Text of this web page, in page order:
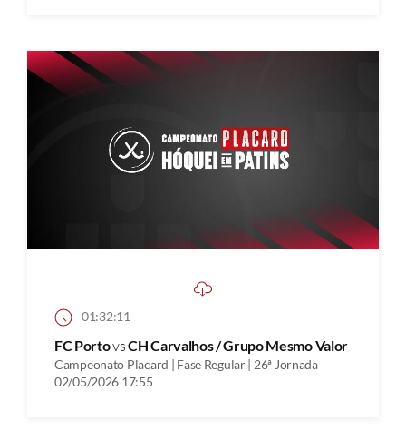
01:32:11
FC PortovsCH Carvalhos / Grupo Mesmo Valor
Campeonato Placard | Fase Regular | 26ª Jornada
02/05/2026 17:55